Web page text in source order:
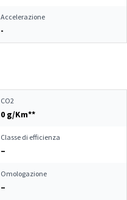
Accelerazione
-
CO2
0 g/Km**
Classe di efficienza
–
Omologazione
–